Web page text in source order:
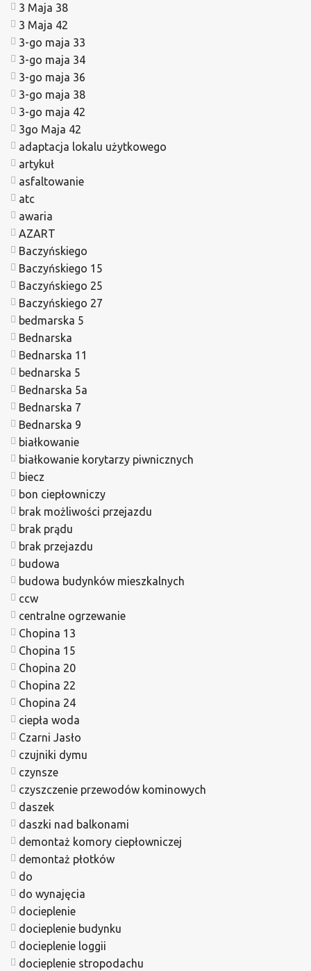
3 Maja 38
3 Maja 42
3-go maja 33
3-go maja 34
3-go maja 36
3-go maja 38
3-go maja 42
3go Maja 42
adaptacja lokalu użytkowego
artykuł
asfaltowanie
atc
awaria
AZART
Baczyńskiego
Baczyńskiego 15
Baczyńskiego 25
Baczyńskiego 27
bedmarska 5
Bednarska
Bednarska 11
bednarska 5
Bednarska 5a
Bednarska 7
Bednarska 9
białkowanie
białkowanie korytarzy piwnicznych
biecz
bon ciepłowniczy
brak możliwości przejazdu
brak prądu
brak przejazdu
budowa
budowa budynków mieszkalnych
ccw
centralne ogrzewanie
Chopina 13
Chopina 15
Chopina 20
Chopina 22
Chopina 24
ciepła woda
Czarni Jasło
czujniki dymu
czynsze
czyszczenie przewodów kominowych
daszek
daszki nad balkonami
demontaż komory ciepłowniczej
demontaż płotków
do
do wynajęcia
docieplenie
docieplenie budynku
docieplenie loggii
docieplenie stropodachu